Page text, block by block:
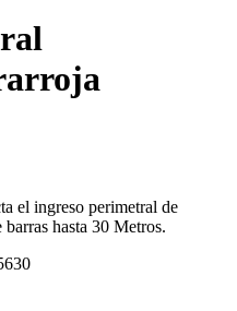
el ingreso perimetral de
hasta 30 Metros.